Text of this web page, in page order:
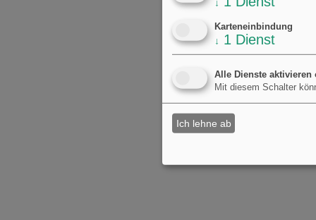
↓
Karteneinbindung
↓ 1 Dienst
Alle Dienste aktivieren
Mit diesem Schalter
Ich lehne ab